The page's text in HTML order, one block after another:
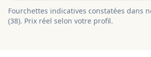
Fourchettes indicatives constatées dans
(38). Prix réel selon votre profil.